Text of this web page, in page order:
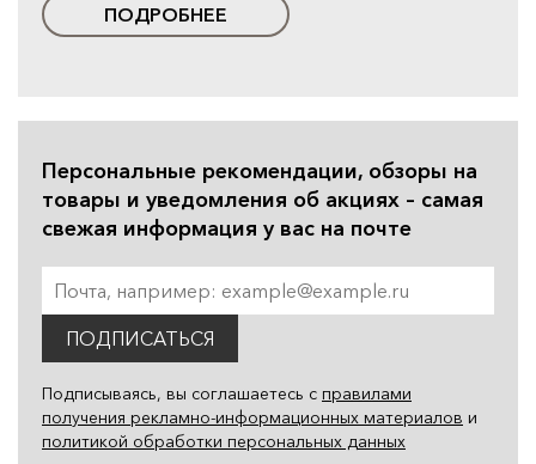
ПОДРОБНЕЕ
Персональные рекомендации, обзоры на
товары и уведомления об акциях – самая
свежая информация у вас на почте
ПОДПИСАТЬСЯ
Подписываясь, вы соглашаетесь с правилами
получения рекламно-информационных материалов и
политикой обработки персональных данных